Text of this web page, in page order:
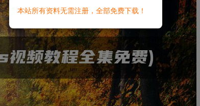
本站所有资料无需注册，全部免费下载！